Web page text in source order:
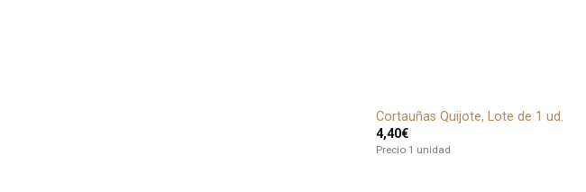
Añadir
Cortauñas Quijote, Lote de 1 ud.
4,40€
Precio 1 unidad